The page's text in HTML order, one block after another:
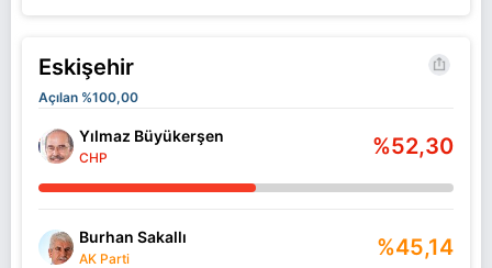
Eskişehir
Açılan %100,00
Yılmaz Büyükerşen
CHP %52,30
Burhan Sakallı
AK Parti %45,14